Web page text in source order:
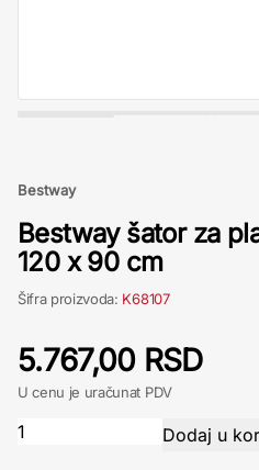
Bestway
Bestway šator za
120 x 90 cm
Šifra proizvoda: K68107
5.767,00 RSD
U cenu je uračunat PDV